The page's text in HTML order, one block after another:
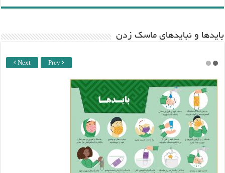
باید‌ها و نبایدهای ماسک زدن
Next Prev